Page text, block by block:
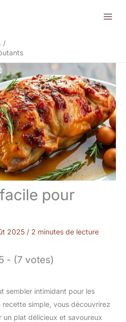
pour
2025 / 2 minutes de lecture
- (7 votes)
sembler intimidant pour les
simple, vous découvrirez
un plat délicieux et savoureux